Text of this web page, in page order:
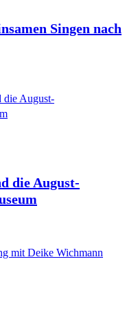
Singen nach
die August-